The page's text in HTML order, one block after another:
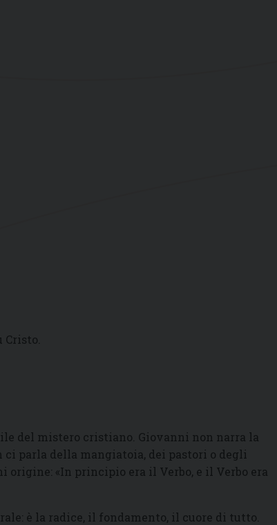
del mistero cristiano. Giovanni non narra la
ci parla della mangiatoia, dei pastori o degli
origine: «In principio era il Verbo, e il Verbo era
è la radice, il fondamento, il cuore di tutto.